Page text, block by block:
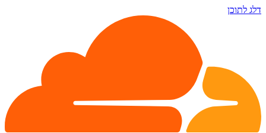
דלג לתוכן